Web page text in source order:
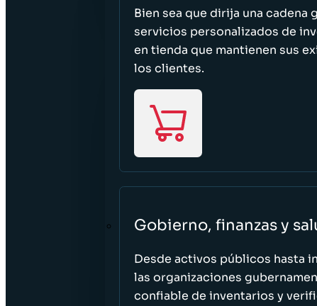
Bien sea que dirija una cadena
servicios personalizados de
en tienda que mantienen sus
los clientes.
Gobierno, finanzas y
Desde activos públicos hasta
las organizaciones
confiable de inventarios y